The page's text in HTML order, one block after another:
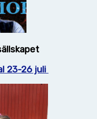
23-26 juli